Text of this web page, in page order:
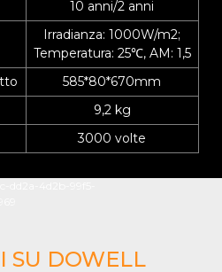
10 anni/2 anni
Irradianza: 1000W/m2;
Temperatura: 25℃, AM: 1,5
585*80*670mm
9,2 kg
3000 volte
SU DOWELL